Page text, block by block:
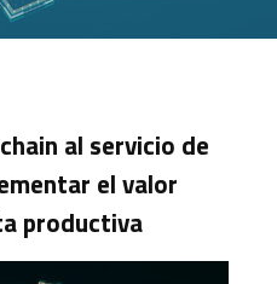
al servicio de
el valor
productiva